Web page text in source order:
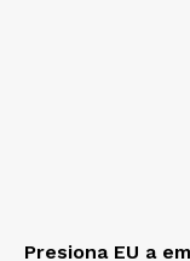
Presiona EU a